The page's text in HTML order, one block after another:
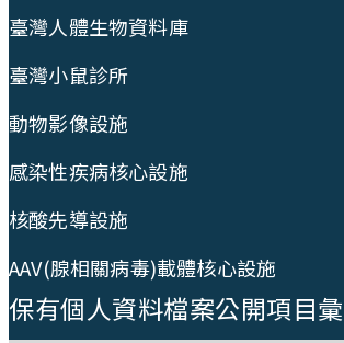
臺灣人體生物資料庫
臺灣小鼠診所
動物影像設施
感染性疾病核心設施
核酸先導設施
AAV(腺相關病毒)載體核心設施
保有個人資料檔案公開項目